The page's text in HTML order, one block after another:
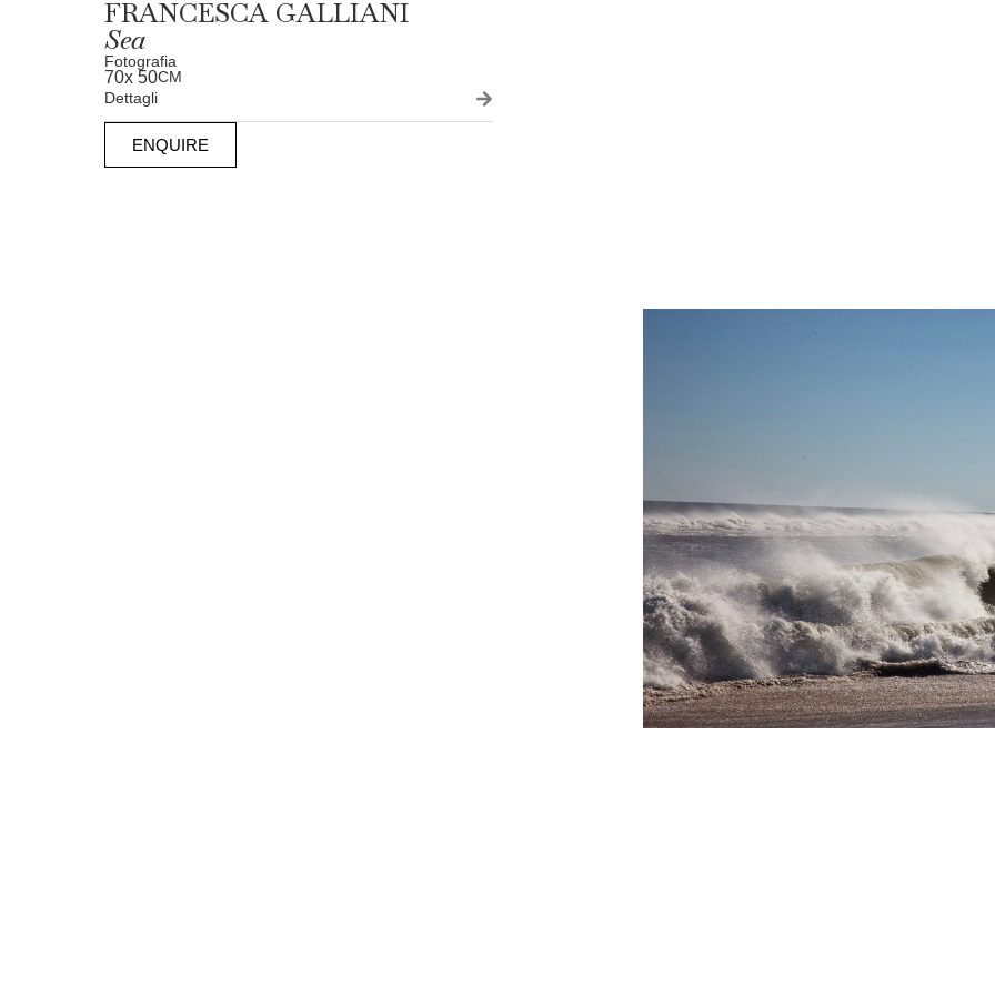
FRANCESCA GALLIANI
Sea
Fotografia
70x 50CM
Dettagli
ENQUIRE